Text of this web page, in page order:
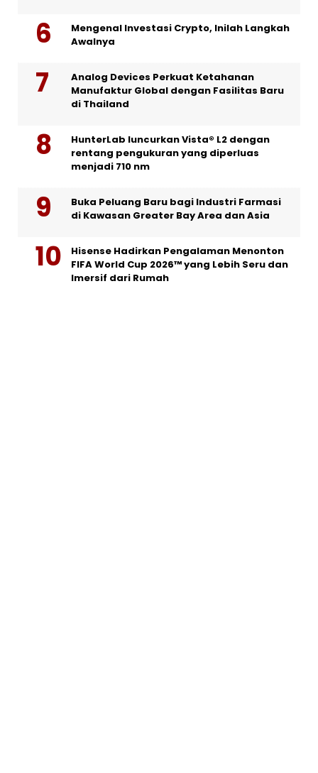
Mengenal Investasi Crypto, Inilah Langkah
Awalnya
Analog Devices Perkuat Ketahanan
Manufaktur Global dengan Fasilitas Baru
di Thailand
HunterLab luncurkan Vista® L2 dengan
rentang pengukuran yang diperluas
menjadi 710 nm
Buka Peluang Baru bagi Industri Farmasi
di Kawasan Greater Bay Area dan Asia
Hisense Hadirkan Pengalaman Menonton
FIFA World Cup 2026™ yang Lebih Seru dan
Imersif dari Rumah